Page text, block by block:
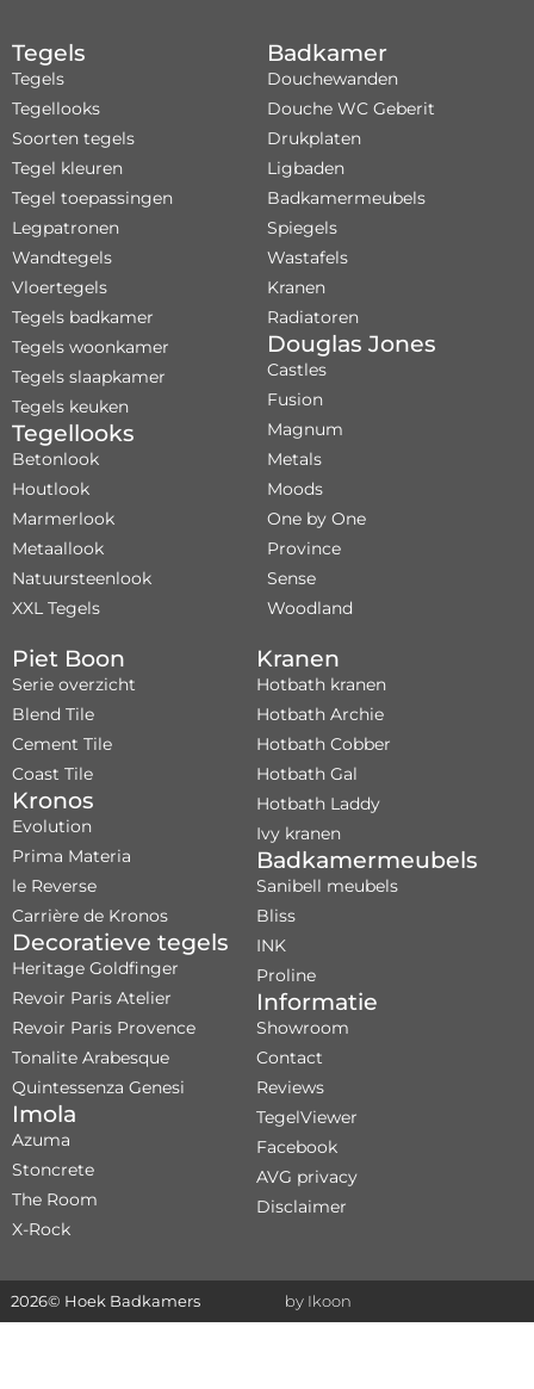
Tegels
Tegels
Tegellooks
Soorten tegels
Tegel kleuren
Tegel toepassingen
Legpatronen
Wandtegels
Vloertegels
Tegels badkamer
Tegels woonkamer
Tegels slaapkamer
Tegels keuken
Tegellooks
Betonlook
Houtlook
Marmerlook
Metaallook
Natuursteenlook
XXL Tegels
Badkamer
Douchewanden
Douche WC Geberit
Drukplaten
Ligbaden
Badkamermeubels
Spiegels
Wastafels
Kranen
Radiatoren
Douglas Jones
Castles
Fusion
Magnum
Metals
Moods
One by One
Province
Sense
Woodland
Piet Boon
Serie overzicht
Blend Tile
Cement Tile
Coast Tile
Kronos
Evolution
Prima Materia
le Reverse
Carrière de Kronos
Decoratieve tegels
Heritage Goldfinger
Revoir Paris Atelier
Revoir Paris Provence
Tonalite Arabesque
Quintessenza Genesi
Imola
Azuma
Stoncrete
The Room
X-Rock
Kranen
Hotbath kranen
Hotbath Archie
Hotbath Cobber
Hotbath Gal
Hotbath Laddy
Ivy kranen
Badkamermeubels
Sanibell meubels
Bliss
INK
Proline
Informatie
Showroom
Contact
Reviews
TegelViewer
Facebook
AVG privacy
Disclaimer
2026© Hoek Badkamers by Ikoon